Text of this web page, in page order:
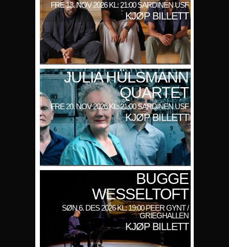
FRE 13. NOV 2026 KL: 21:00 SARDINEN USF
KJØP BILLETT
JULIA HÜLSMANN
QUARTET
FRE 20. NOV 2026 KL: 21:00 SARDINEN USF
KJØP BILLETT
BUGGE
WESSELTOFT
SØN 6. DES 2026 KL: 19:00 PEER GYNT /
GRIEGHALLEN
KJØP BILLETT